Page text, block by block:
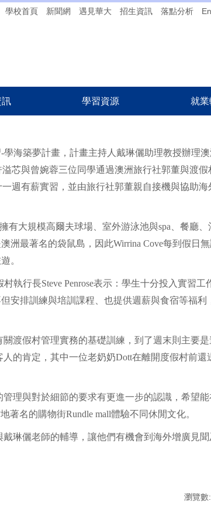
學校首頁 新聞網 遇見華大 招生資訊 落點分析
學習資源 就
海築夢計畫，計畫主持人戴琳儷助理教授辦理澳
芯與曾婉蓉三位同學通過澳洲旅行社郭董與渡假
週有薪實習，並由旅行社郭董親自接機與協助海
有大規模高爾夫球場、室外游泳池與spa、餐廳、
洲最著名的袋鼠島，因此Wirrina Cove每到假日
。
執行長Steve Penrose表示：學生十分投入實習工
安排訓練與培訓課程、也提供週薪與食宿等福利
渡假村管理實務的基礎訓練，到了週末則主要是
的肯定，其中一位老奶奶Dott在離開度假村前還
理與對於細節的要求有更進一步的認識，希望能
著名的購物街Rundle mall體驗不同休閒文化。
琳儷老師的輔導，讓他們有機會到海外增廣見聞
瀏覽數: